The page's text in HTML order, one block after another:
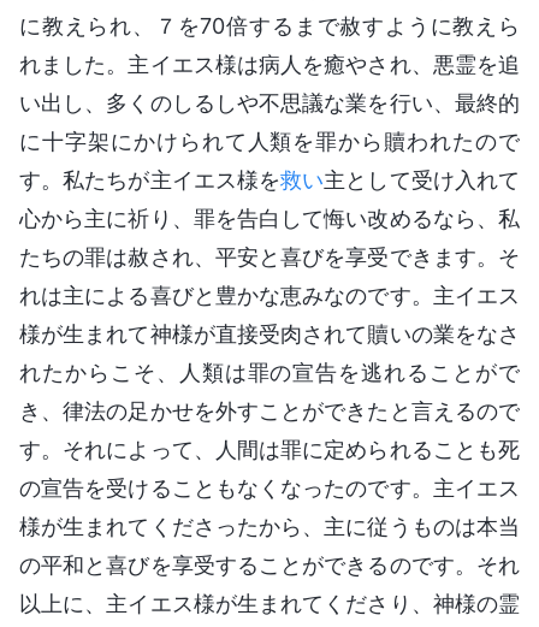
に教えられ、７を70倍するまで赦すように教えら
れました。主イエス様は病人を癒やされ、悪霊を追
い出し、多くのしるしや不思議な業を行い、最終的
に十字架にかけられて人類を罪から贖われたので
す。私たちが主イエス様を救い主として受け入れて
心から主に祈り、罪を告白して悔い改めるなら、私
たちの罪は赦され、平安と喜びを享受できます。そ
れは主による喜びと豊かな恵みなのです。主イエス
様が生まれて神様が直接受肉されて贖いの業をなさ
れたからこそ、人類は罪の宣告を逃れることがで
き、律法の足かせを外すことができたと言えるので
す。それによって、人間は罪に定められることも死
の宣告を受けることもなくなったのです。主イエス
様が生まれてくださったから、主に従うものは本当
の平和と喜びを享受することができるのです。それ
以上に、主イエス様が生まれてくださり、神様の霊